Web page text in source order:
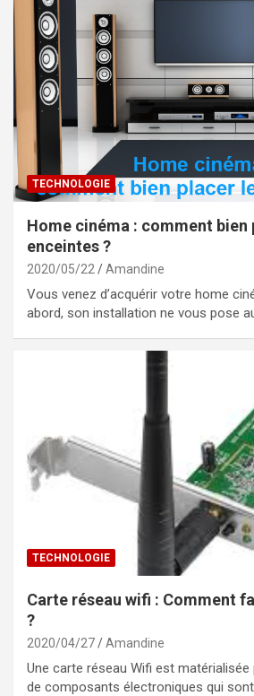
TECHNOLOGIE
Home cinéma : comment bien
enceintes ?
2020/05/22 Amandine
Vous venez d’acquérir votre home
abord, son installation ne vous pose
TECHNOLOGIE
Carte réseau wifi : Comment
?
2020/04/27 Amandine
Une carte réseau Wifi est matérialisée
de composants électroniques qui